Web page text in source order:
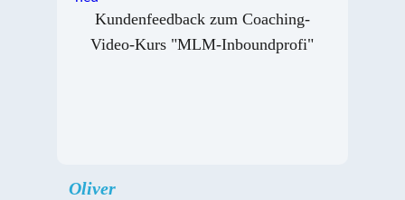
Kundenfeedback zum Coaching-
Video-Kurs "MLM-Inboundprofi"
Oliver